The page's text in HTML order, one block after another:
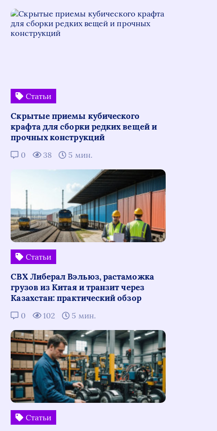
Статьи
Скрытые приемы кубического
крафта для сборки редких вещей и
прочных конструкций
0 38 5 мин.
Статьи
СВХ Либерал Вэльюз, растаможка
грузов из Китая и транзит через
Казахстан: практический обзор
0 102 5 мин.
Статьи